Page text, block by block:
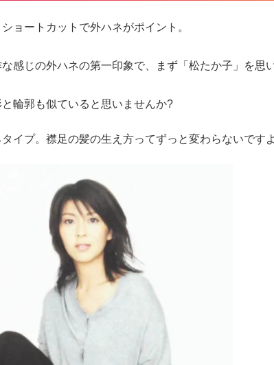
ョートカットで外ハネがポイント。
感じの外ハネの第一印象で、まず「松たか子」を思
輪郭も似ていると思いませんか?
イプ。襟足の髪の生え方ってずっと変わらないですよ